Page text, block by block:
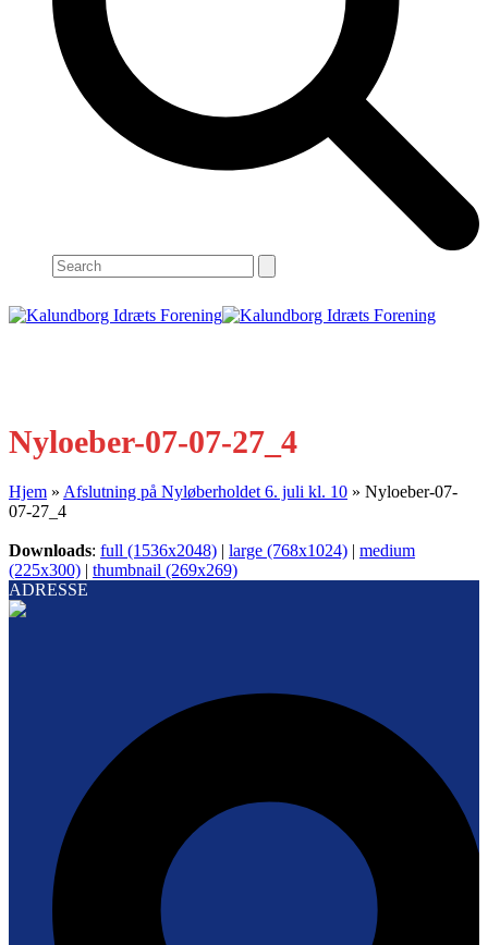
Search
Nyloeber-07-07-27_4
Hjem » Afslutning på Nyløberholdet 6. juli kl. 10 » Nyloeber-07-
07-27_4
Downloads: full (1536x2048) | large (768x1024) | medium
(225x300) | thumbnail (269x269)
ADRESSE